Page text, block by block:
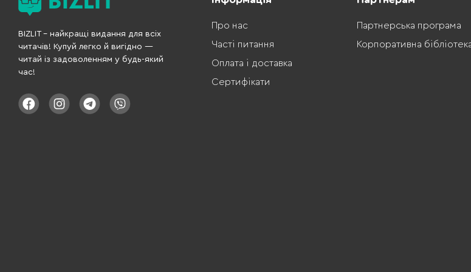
BIZLIT – найкращі видання для всіх
читачів! Купуй легко й вигідно —
читай із задоволенням у будь-який
час!
Про нас
Часті питання
Оплата і доставка
Сертифікати
Партнерська програма
Корпоративна